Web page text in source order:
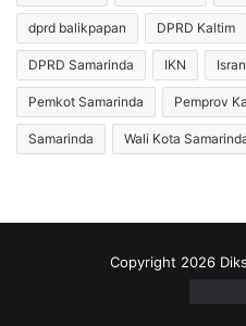
dprd balikpapan DPRD Kaltim
DPRD Samarinda IKN
Pemkot Samarinda Pemprov
Samarinda Wali Kota
Copyright 2026